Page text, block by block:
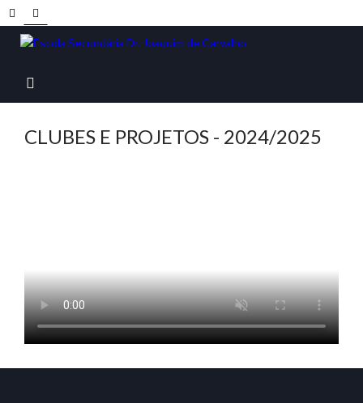
CLUBES E PROJETOS - 2024/2025